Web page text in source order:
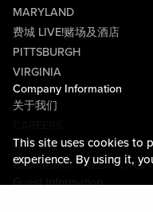
This site uses cookies to
experience. By using it,
MARYLAND
费城 LIVE!赌场及酒店
PITTSBURGH
VIRGINIA
Company Information
关于我们
媒体中心
COMMUNITY RELATIONS
Guest Information